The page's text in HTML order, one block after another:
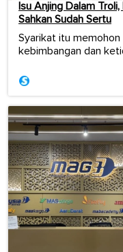
Isu Anjing Dalam
Sahkan Sudah Sertu
Syarikat itu
kebimbangan dan